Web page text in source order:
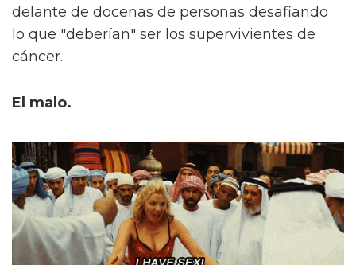
delante de docenas de personas desafiando
lo que "deberían" ser los supervivientes de
cáncer.
El malo.